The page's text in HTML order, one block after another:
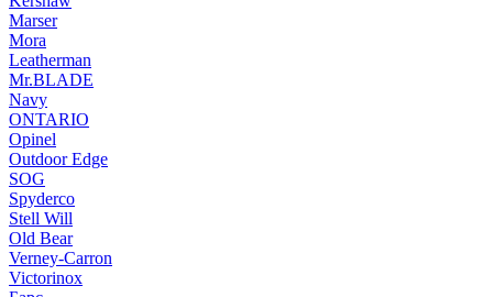
Marser
Mora
Leatherman
Mr.BLADE
Navy
ONTARIO
Opinel
Outdoor Edge
SOG
Spyderco
Stell Will
Old Bear
Verney-Carron
Victorinox